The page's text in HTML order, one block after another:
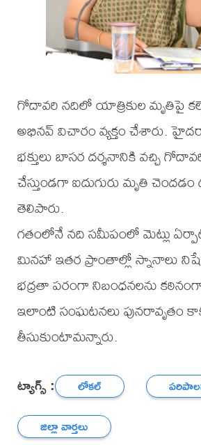
గోదావరి నదిలో యాత్రికుల మృతిపై
అభినవ్ విచారం వ్యక్తం చేశారు.
భక్తులు బాసర దర్శనానికి వచ్చి
చేస్తుండగా ఐదుగురు మృతి చెందడం
తెలిపారు.
గతంలోనే నది సమీపంలో మెట్లు
మినహా ఇతర ప్రాంతాల్లో స్నానాలు
భద్రతా పరంగా నిబంధనలను
ఇలాంటి సంఘటనలు పునరావృతం
తీసుకుంటామన్నారు.
ట్యాగ్స్ : లోకల్
జిల్లా వార్తలు